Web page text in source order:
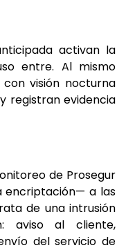
activan la
entre. Al mismo
visión nocturna
registran evidencia
de Prosegur
encriptación— a las
de una intrusión
aviso al cliente,
del servicio de